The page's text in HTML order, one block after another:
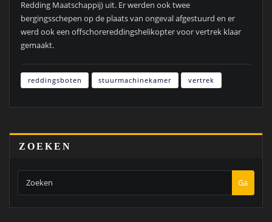
Redding Maatschappij) uit. Er werden ook twee
bergingsschepen op de plaats van ongeval afgestuurd en er
werd ook een offschorereddingshelikopter voor vertrek klaar
gemaakt.
reddingsboten stuurmachinekamer vertrek
ZOEKEN
Ga